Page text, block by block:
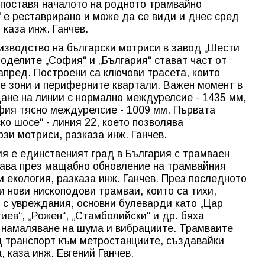
началото на родното трамвайно
реставрирано и може да се види и днес сред
инж. Ганчев.
на български мотриси в завод „Шести
„София“ и „България“ стават част от
Построени са ключови трасета, които
зони и периферните квартали. Важен момент в
на линии с нормално междурелсие - 1435 мм,
тясно междурелсие - 1009 мм. Първата
шосе“ - линия 22, което позволява
мотриси, разказа инж. Ганчев.
е единственият град в България с трамваен
през мащабно обновление на трамвайния
разказа инж. Ганчев. През последното
нови нископодови трамваи, които са тихи,
увреждания, основни булеварди като „Цар
„Рожен“, „Стамболийски“ и др. бяха
на шума и вибрациите. Трамваите
към метростанциите, създавайки
инж. Евгений Ганчев.